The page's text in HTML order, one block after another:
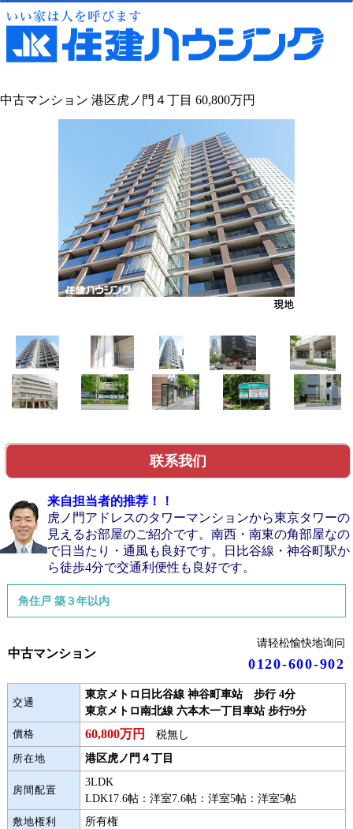
中古マンション 港区虎ノ門４丁目 60,800万円
联系我们
来自担当者的推荐！！
虎ノ門アドレスのタワーマンションから東京タワーの
見えるお部屋のご紹介です。南西・南東の角部屋なの
で日当たり・通風も良好です。日比谷線・神谷町駅か
ら徒歩4分で交通利便性も良好です。
角住戸 築３年以内
中古マンション
请轻松愉快地询问
0120-600-902
交通
東京メトロ日比谷線 神谷町車站 步行 4分
東京メトロ南北線 六本木一丁目車站 步行9分
價格 60,800万円 税無し
所在地 港区虎ノ門４丁目
房間配置
3LDK
LDK17.6帖：洋室7.6帖：洋室5帖：洋室5帖
敷地権利 所有権